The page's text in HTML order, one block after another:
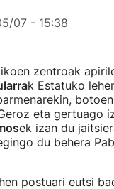
07 - 15:38
zentroak
k Estatuko
eta gertuago
ek izan du
du behera
postuari eutsi